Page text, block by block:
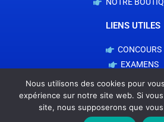
NOTRE
LIENS UTILES
CONCOURS
EXAMENS
EDUCATION
NOS
Nous utilisons des cookies pour
expérience sur notre site web. Si
site, nous supposerons que